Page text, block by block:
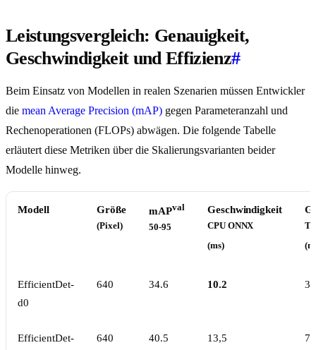
Leistungsvergleich: Genauigkeit,
Geschwindigkeit und Effizienz#
Beim Einsatz von Modellen in realen Szenarien müssen Entwickler
die mean Average Precision (mAP) gegen Parameteranzahl und
Rechenoperationen (FLOPs) abwägen. Die folgende Tabelle
erläutert diese Metriken über die Skalierungsvarianten beider
Modelle hinweg.
Modell Größe
(Pixel)
mAPval
50-95
Geschwindigkeit
CPU ONNX
(ms)
EfficientDet-
d0
640 34.6 10.2
EfficientDet-
640 40.5 13,5